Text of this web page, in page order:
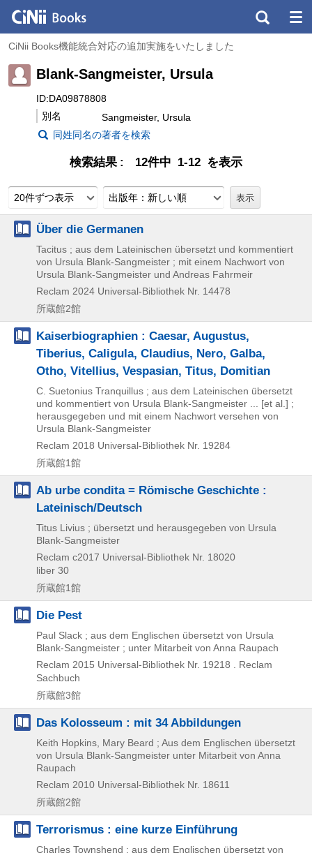
CiNii Books機能統合対応の追加実施をいたしました
Blank-Sangmeister, Ursula
ID:DA09878808
別名
Sangmeister, Ursula
同姓同名の著者を検索
検索結果 12件中 1-12 を表示
20件ずつ表示 出版年：新しい順
Über die Germanen
Tacitus ; aus dem Lateinischen übersetzt und kommentiert
von Ursula Blank-Sangmeister ; mit einem Nachwort von
Ursula Blank-Sangmeister und Andreas Fahrmeir
Reclam 2024 Universal-Bibliothek Nr. 14478
所蔵館2館
Kaiserbiographien : Caesar, Augustus,
Tiberius, Caligula, Claudius, Nero, Galba,
Otho, Vitellius, Vespasian, Titus, Domitian
C. Suetonius Tranquillus ; aus dem Lateinischen übersetzt
und kommentiert von Ursula Blank-Sangmeister ... [et al.] ;
herausgegeben und mit einem Nachwort versehen von
Ursula Blank-Sangmeister
Reclam 2018 Universal-Bibliothek Nr. 19284
所蔵館1館
Ab urbe condita = Römische Geschichte :
Lateinisch/Deutsch
Titus Livius ; übersetzt und herausgegeben von Ursula
Blank-Sangmeister
Reclam c2017 Universal-Bibliothek Nr. 18020
liber 30
所蔵館1館
Die Pest
Paul Slack ; aus dem Englischen übersetzt von Ursula
Blank-Sangmeister ; unter Mitarbeit von Anna Raupach
Reclam 2015 Universal-Bibliothek Nr. 19218 . Reclam
Sachbuch
所蔵館3館
Das Kolosseum : mit 34 Abbildungen
Keith Hopkins, Mary Beard ; Aus dem Englischen übersetzt
von Ursula Blank-Sangmeister unter Mitarbeit von Anna
Raupach
Reclam 2010 Universal-Bibliothek Nr. 18611
所蔵館2館
Terrorismus : eine kurze Einführung
Charles Townshend ; aus dem Englischen übersetzt von